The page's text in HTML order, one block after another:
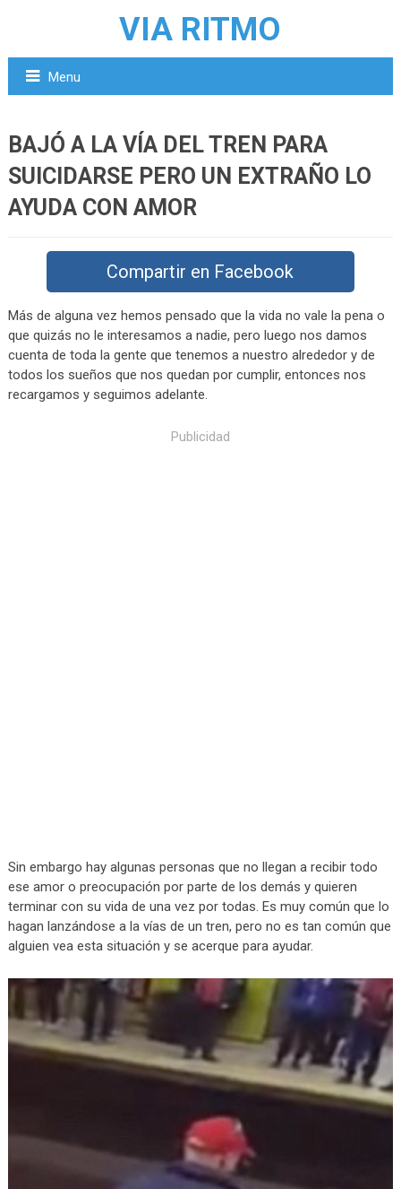
VIA RITMO
Menu
BAJÓ A LA VÍA DEL TREN PARA
SUICIDARSE PERO UN EXTRAÑO LO
AYUDA CON AMOR
Compartir en Facebook
Más de alguna vez hemos pensado que la vida no vale la pena o
que quizás no le interesamos a nadie, pero luego nos damos
cuenta de toda la gente que tenemos a nuestro alrededor y de
todos los sueños que nos quedan por cumplir, entonces nos
recargamos y seguimos adelante.
Publicidad
Sin embargo hay algunas personas que no llegan a recibir todo
ese amor o preocupación por parte de los demás y quieren
terminar con su vida de una vez por todas. Es muy común que lo
hagan lanzándose a la vías de un tren, pero no es tan común que
alguien vea esta situación y se acerque para ayudar.